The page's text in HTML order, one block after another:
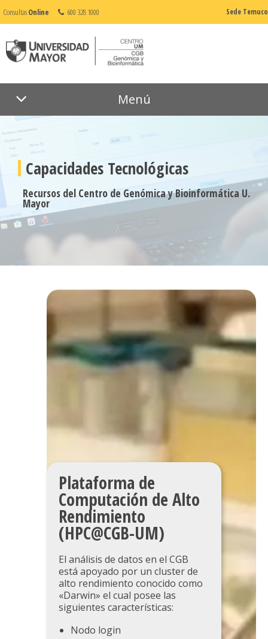
ConsultasOnline 600 328 1000 Sede Temuco
Menú
Capacidades Tecnológicas
Recursos del Centro de Genómica y Bioinformática U.
Mayor
Plataforma de
Computación de Alto
Rendimiento
(HPC@CGB-UM)
El análisis de datos en el CGB
está apoyado por un cluster de
alto rendimiento conocido como
«Darwin» el cual posee las
siguientes características:
Nodo login